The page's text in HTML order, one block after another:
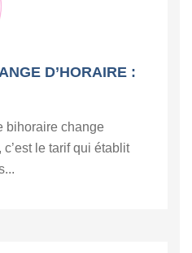
D’HORAIRE :
bihoraire change
le tarif qui établit